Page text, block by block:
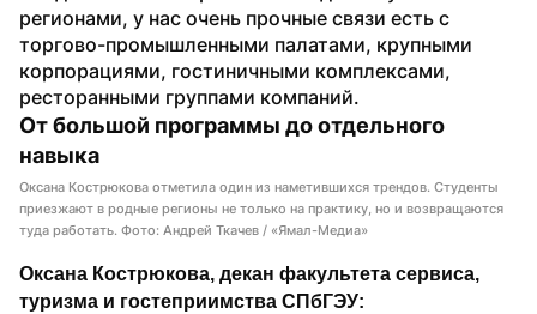
регионами, у нас очень прочные связи есть с
торгово-промышленными палатами, крупными
корпорациями, гостиничными комплексами,
ресторанными группами компаний.
От большой программы до отдельного
навыка
Оксана Кострюкова отметила один из наметившихся трендов. Студенты
приезжают в родные регионы не только на практику, но и возвращаются
туда работать. Фото: Андрей Ткачев / «Ямал-Медиа»
Оксана Кострюкова, декан факультета сервиса,
туризма и гостеприимства СПбГЭУ: